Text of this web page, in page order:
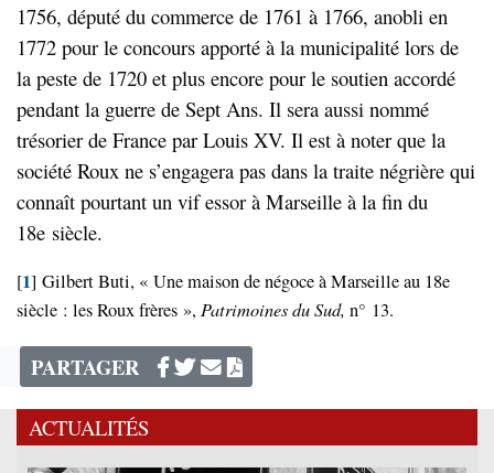
1756, député du commerce de 1761 à 1766, anobli en
1772 pour le concours apporté à la municipalité lors de
la peste de 1720 et plus encore pour le soutien accordé
pendant la guerre de Sept Ans. Il sera aussi nommé
trésorier de France par Louis XV. Il est à noter que la
société Roux ne s’engagera pas dans la traite négrière qui
connaît pourtant un vif essor à Marseille à la fin du
18e siècle.
[1] Gilbert Buti, « Une maison de négoce à Marseille au 18e
siècle : les Roux frères », Patrimoinesdu Sud, n° 13.
PARTAGER
ACTUALITÉS